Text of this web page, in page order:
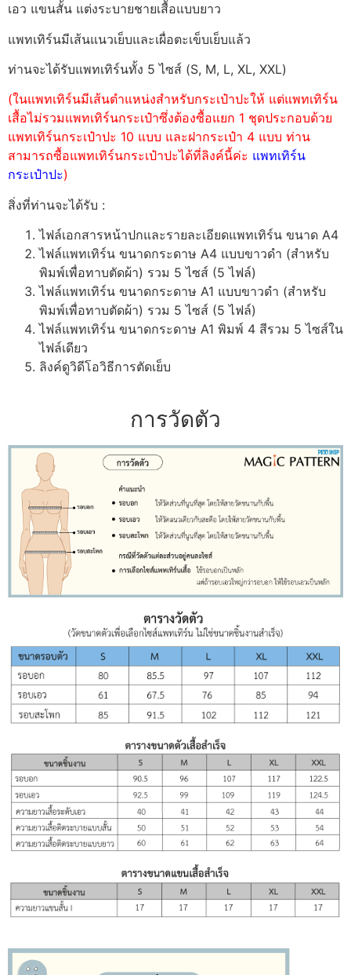
เอว แขนสั้น แต่งระบายชายเสื้อแบบยาว
แพทเทิร์นมีเส้นแนวเย็บและเผื่อตะเข็บเย็บแล้ว
ท่านจะได้รับแพทเทิร์นทั้ง 5 ไซส์ (S, M, L, XL, XXL)
(ในแพทเทิร์นมีเส้นตำแหน่งสำหรับกระเป๋าปะให้ แต่แพทเทิร์น
เสื้อไม่รวมแพทเทิร์นกระเป๋าซึ่งต้องซื้อแยก 1 ชุดประกอบด้วย
แพทเทิร์นกระเป๋าปะ 10 แบบ และฝากระเป๋า 4 แบบ ท่าน
สามารถซื้อแพทเทิร์นกระเป๋าปะได้ที่ลิงค์นี้ค่ะ แพทเทิร์น
กระเป๋าปะ)
สิ่งที่ท่านจะได้รับ :
ไฟล์เอกสารหน้าปกและรายละเอียดแพทเทิร์น ขนาด A4
ไฟล์แพทเทิร์น ขนาดกระดาษ A4 แบบขาวดำ (สำหรับ
พิมพ์เพื่อทาบตัดผ้า) รวม 5 ไซส์ (5 ไฟล์)
ไฟล์แพทเทิร์น ขนาดกระดาษ A1 แบบขาวดำ (สำหรับ
พิมพ์เพื่อทาบตัดผ้า) รวม 5 ไซส์ (5 ไฟล์)
ไฟล์แพทเทิร์น ขนาดกระดาษ A1 พิมพ์ 4 สีรวม 5 ไซส์ใน
ไฟล์เดียว
ลิงค์ดูวิดีโอวิธีการตัดเย็บ
การวัดตัว